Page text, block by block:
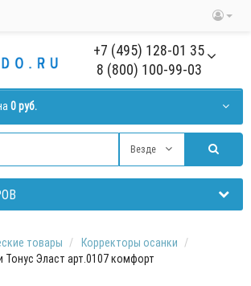
+7 (495) 128-01 35
8 (800) 100-99-03
0 руб.
Везде
товары
Корректоры осанки
Тонус Эласт арт.0107 комфорт